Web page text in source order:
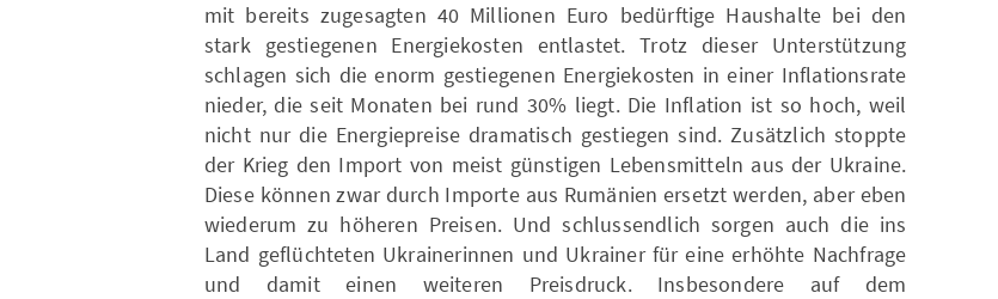
mit bereits zugesagten 40 Millionen Euro bedürftige Haushalte bei den
stark gestiegenen Energiekosten entlastet. Trotz dieser Unterstützung
schlagen sich die enorm gestiegenen Energiekosten in einer Inflationsrate
nieder, die seit Monaten bei rund 30% liegt. Die Inflation ist so hoch, weil
nicht nur die Energiepreise dramatisch gestiegen sind. Zusätzlich stoppte
der Krieg den Import von meist günstigen Lebensmitteln aus der Ukraine.
Diese können zwar durch Importe aus Rumänien ersetzt werden, aber eben
wiederum zu höheren Preisen. Und schlussendlich sorgen auch die ins
Land geflüchteten Ukrainerinnen und Ukrainer für eine erhöhte Nachfrage
und damit einen weiteren Preisdruck. Insbesondere auf dem